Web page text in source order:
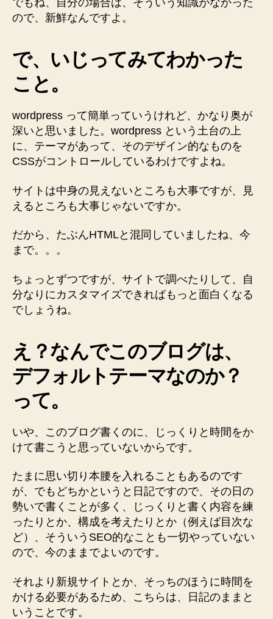
でもね、自分の場合は、そういう知識がなかった
ので、新鮮なんですよ。
で、いじってみてわかった
こと。
wordpress って簡単っていうけれど、かなり奥が
深いと思いました。wordpress という土台の上
に、テーマがあって、そのデザイン的なものを
CSSがコントロールしているわけですよね。
サイトは中身の見えないところも大事ですが、見
えるところも大事じゃないですか。
だから、たぶんHTMLと混同していましたね、今
まで。。。
ちょっとずつですが、サイトで調べたりして、自
分なりにカスタマイズできればもっと面白くなる
でしょうね。
え？なんでこのブログは、
デフォルトテーマなのか？
って。
いや、このブログ書くのに、じっくりと時間をか
けて書こうと思っていないからです。
たまに思い切り本腰を入れることもあるのです
が、でもどちかというと日記ですので、その日の
勢いで書くことが多く、じっくりと書く内容を練
ったりとか、構成を考えたりとか（例えば目次な
ど）、そういうSEO的なことも一切やっていない
ので、今のままでよいのです。
それより新規サイトとか、そっちのほうに時間を
かける必要があるため、こちらは、日記のままと
いうことです。